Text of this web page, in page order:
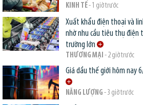
KINH TẾ- 1 giờ trước
Xuất khẩu điện thoại và
nhờ nhu cầu tiêu thụ điện
trường lớn
THƯƠNG MẠI - 2 giờ trước
Giá dầu thế giới hôm nay
NĂNG LƯỢNG - 3 giờ trước